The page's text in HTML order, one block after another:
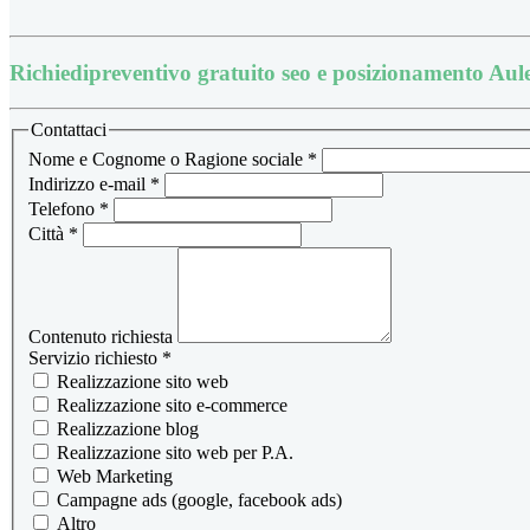
Richiedipreventivo gratuito seo e posizionamento
Contattaci
Nome e Cognome o Ragione sociale *
Indirizzo e-mail *
Telefono *
Città *
Contenuto richiesta
Servizio richiesto *
Realizzazione sito web
Realizzazione sito e-commerce
Realizzazione blog
Realizzazione sito web per P.A.
Web Marketing
Campagne ads (google, facebook ads)
Altro